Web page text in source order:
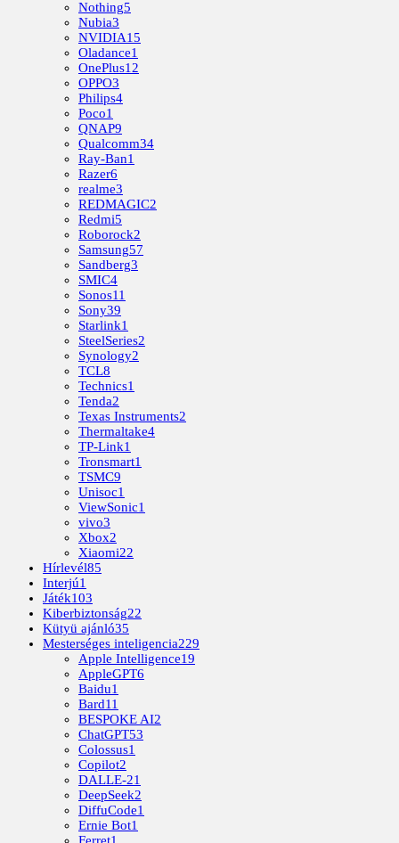
Nothing5
Nubia3
NVIDIA15
Oladance1
OnePlus12
OPPO3
Philips4
Poco1
QNAP9
Qualcomm34
Ray-Ban1
Razer6
realme3
REDMAGIC2
Redmi5
Roborock2
Samsung57
Sandberg3
SMIC4
Sonos11
Sony39
Starlink1
SteelSeries2
Synology2
TCL8
Technics1
Tenda2
Texas Instruments2
Thermaltake4
TP-Link1
Tronsmart1
TSMC9
Unisoc1
ViewSonic1
vivo3
Xbox2
Xiaomi22
Hírlevél85
Interjú1
Játék103
Kiberbiztonság22
Kütyü ajánló35
Mesterséges inteligencia229
Apple Intelligence19
AppleGPT6
Baidu1
Bard11
BESPOKE AI2
ChatGPT53
Colossus1
Copilot2
DALLE-21
DeepSeek2
DiffuCode1
Ernie Bot1
Ferret1